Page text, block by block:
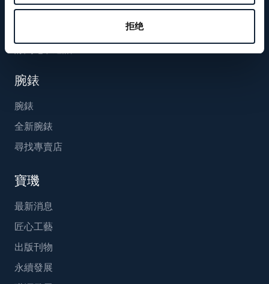
拒绝
訂閱電子通訊
腕錶
腕錶
全新腕錶
尋找專賣店
寶璣
最新消息
匠心工藝
出版刊物
永續發展